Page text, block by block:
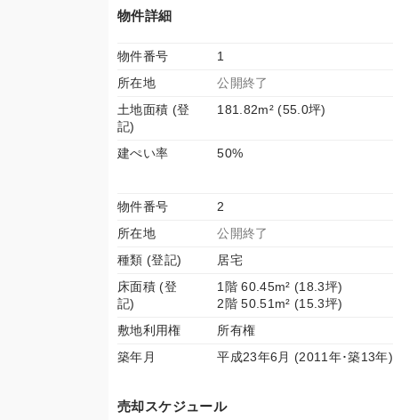
物件詳細
物件番号 1
所在地
公開終了
土地面積 (登
記)
181.82m² (55.0坪)
建ぺい率
50%
物件番号 2
所在地
公開終了
種類 (登記)
居宅
床面積 (登
記)
1階 60.45m² (18.3坪)
2階 50.51m² (15.3坪)
敷地利用権 所有権
築年月
平成23年6月 (2011年･築13年)
売却スケジュール